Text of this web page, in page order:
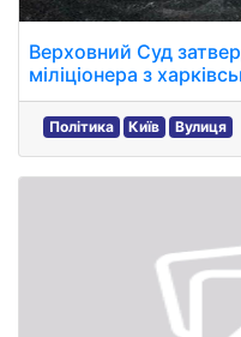
Верховний Суд
міліціонера з
Політика Київ Вулиця